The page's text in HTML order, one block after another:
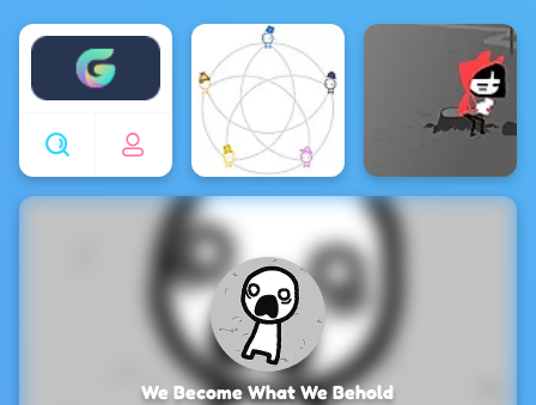
Enjoy4fun
We Become What We Behold